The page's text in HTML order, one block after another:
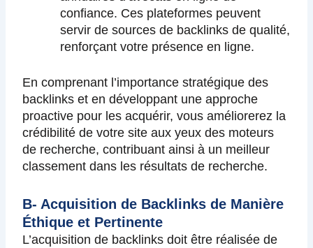
confiance. Ces plateformes peuvent
servir de sources de backlinks de qualité,
renforçant votre présence en ligne.
En comprenant l’importance stratégique des
backlinks et en développant une approche
proactive pour les acquérir, vous améliorerez la
crédibilité de votre site aux yeux des moteurs
de recherche, contribuant ainsi à un meilleur
classement dans les résultats de recherche.
B- Acquisition de Backlinks de Manière
Éthique et Pertinente
L’acquisition de backlinks doit être réalisée de